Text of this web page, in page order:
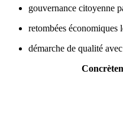
gouvernance citoyenne
retombées économiques
démarche de qualité